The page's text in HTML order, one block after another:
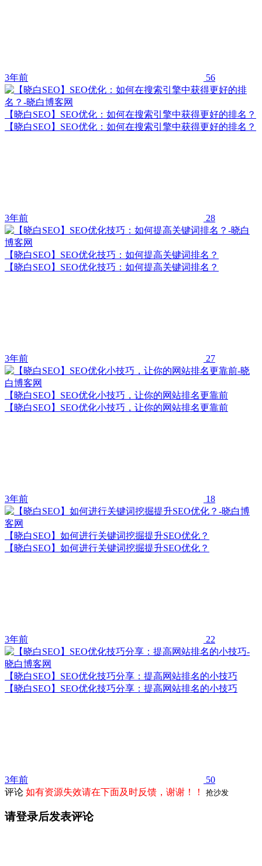
3年前 56
【晓白SEO】SEO优化：如何在搜索引擎中获得更好的排名？
【晓白SEO】SEO优化：如何在搜索引擎中获得更好的排名？
3年前 28
【晓白SEO】SEO优化技巧：如何提高关键词排名？
【晓白SEO】SEO优化技巧：如何提高关键词排名？
3年前 27
【晓白SEO】SEO优化小技巧，让你的网站排名更靠前
【晓白SEO】SEO优化小技巧，让你的网站排名更靠前
3年前 18
【晓白SEO】如何进行关键词挖掘提升SEO优化？
【晓白SEO】如何进行关键词挖掘提升SEO优化？
3年前 22
【晓白SEO】SEO优化技巧分享：提高网站排名的小技巧
【晓白SEO】SEO优化技巧分享：提高网站排名的小技巧
3年前
50
评论 如有资源失效请在下面及时反馈，谢谢！！ 抢沙发
请登录后发表评论